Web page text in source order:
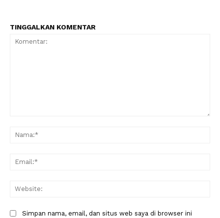
TINGGALKAN KOMENTAR
Simpan nama, email, dan situs web saya di browser ini